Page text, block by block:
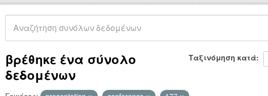
Ταξινόμηση κατά
βρέθηκε ένα σύνολο
δεδομένων